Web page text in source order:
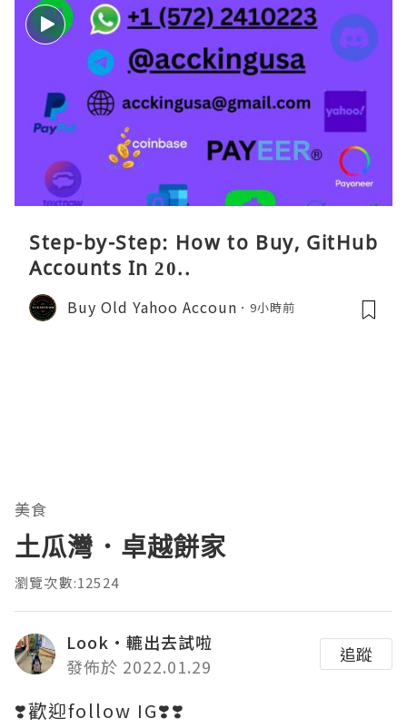
Step-by-Step: How to Buy, GitHub
Accounts In 20..
Buy Old Yahoo Accoun 9小時前
美食
土瓜灣．卓越餅家
瀏覽次數:12524
Look•轆出去試啦
發佈於 2022.01.29
追蹤
❣️歡迎follow IG❣️❣️